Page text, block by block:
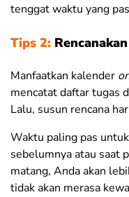
tenggat waktu yang
Tips 2:
Manfaatkan kalender
mencatat daftar tugas
Lalu, susun rencana
Waktu paling pas
sebelumnya atau saat
matang, Anda akan
tidak akan merasa